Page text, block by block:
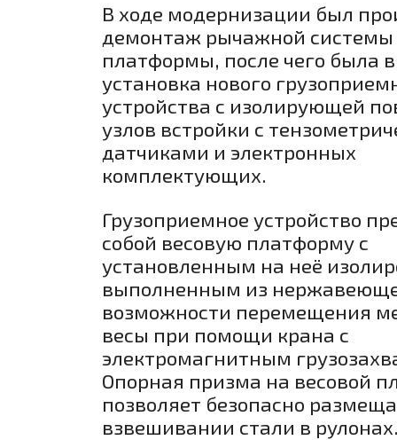
В ходе модернизации был
демонтаж рычажной системы
платформы, после чего была
установка нового
устройства с изолирующей
узлов встройки с
датчиками и электронных
комплектующих.
Грузоприемное устройство
собой весовую платформу с
установленным на неё
выполненным из
возможности перемещения
весы при помощи крана с
электромагнитным
Опорная призма на весовой
позволяет безопасно
взвешивании стали в